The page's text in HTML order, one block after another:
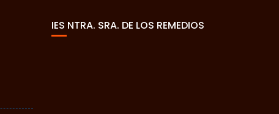
IES NTRA. SRA. DE LOS REMEDIOS